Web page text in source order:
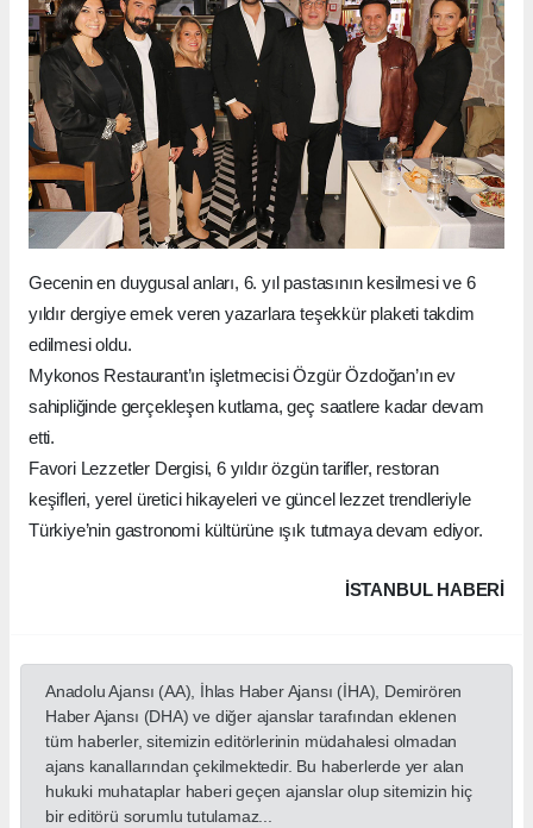
Gecenin en duygusal anları, 6. yıl pastasının kesilmesi ve 6
yıldır dergiye emek veren yazarlara teşekkür plaketi takdim
edilmesi oldu.
Mykonos Restaurant’ın işletmecisi Özgür Özdoğan’ın ev
sahipliğinde gerçekleşen kutlama, geç saatlere kadar devam
etti.
Favori Lezzetler Dergisi, 6 yıldır özgün tarifler, restoran
keşifleri, yerel üretici hikayeleri ve güncel lezzet trendleriyle
Türkiye’nin gastronomi kültürüne ışık tutmaya devam ediyor.
İSTANBUL HABERİ
Anadolu Ajansı (AA), İhlas Haber Ajansı (İHA), Demirören
Haber Ajansı (DHA) ve diğer ajanslar tarafından eklenen
tüm haberler, sitemizin editörlerinin müdahalesi olmadan
ajans kanallarından çekilmektedir. Bu haberlerde yer alan
hukuki muhataplar haberi geçen ajanslar olup sitemizin hiç
bir editörü sorumlu tutulamaz...